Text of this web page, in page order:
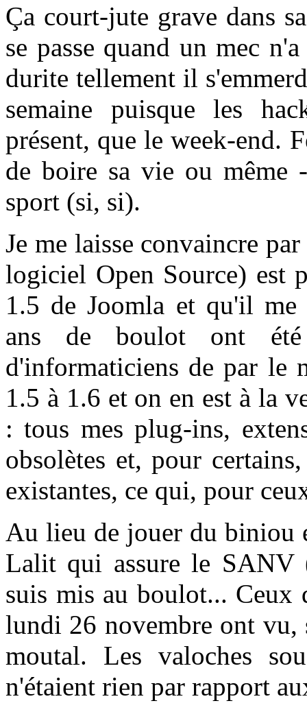
Ça court-jute grave dans
se passe quand un mec
durite tellement il
semaine puisque les
présent, que le week-end.
de boire sa vie ou
sport (si, si).
Je me laisse convaincre
logiciel Open Source) est
1.5 de Joomla et qu'il me
ans de boulot ont été
d'informaticiens de par le
1.5 à 1.6 et on en est à la
: tous mes plug-ins,
obsolètes et, pour
existantes, ce qui, pour
Au lieu de jouer du biniou
Lalit qui assure le SANV
suis mis au boulot... Ceux
lundi 26 novembre ont vu,
moutal. Les valoches
n'étaient rien par rapport